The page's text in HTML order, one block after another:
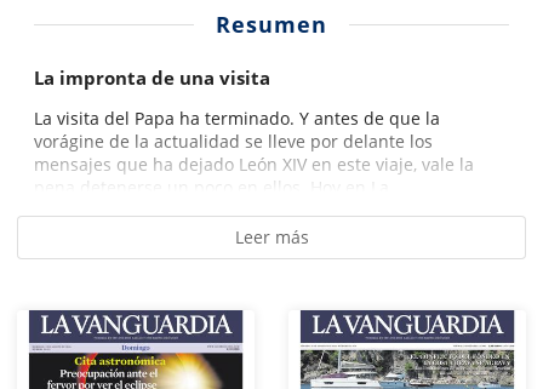
Resumen
La impronta de una visita
La visita del Papa ha terminado. Y antes de que la
vorágine de la actualidad se lleve por delante los
mensajes que ha dejado León XIV en este viaje, vale la
pena detenerse un poco en ellos. Hoy en La...
Leer más